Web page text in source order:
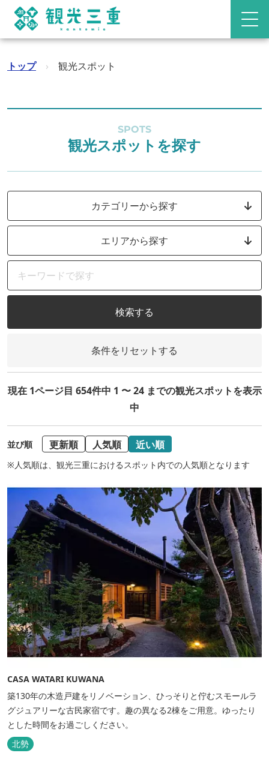
トップ › 観光スポット
SPOTS
観光スポットを探す
カテゴリーから探す
エリアから探す
検索する
条件をリセットする
現在 1ページ目 654件中 1 〜 24 までの観光スポットを表示
中
並び順 更新順 人気順 近い順
※人気順は、観光三重におけるスポット内での人気順となります
CASA WATARI KUWANA
築130年の木造戸建をリノベーション、ひっそりと佇むスモールラ
グジュアリーな古民家宿です。趣の異なる2棟をご用意。ゆったり
とした時間をお過ごしください。
北勢